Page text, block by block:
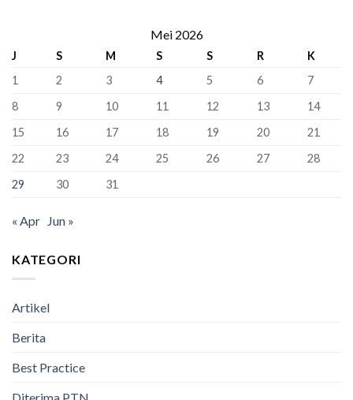
Dunia!
Kursi
Baru
388
Kelas
SMAN
Bandung
Lulus
100%
Mei 2026
J S M S S R
K
1
2 3 4 5 6
7
8
9 10 11 12 13
14
15
16 17 18 19 20
21
22
23 24 25 26 27
28
29
30 31
« Apr Jun »
KATEGORI
Artikel
Berita
Best Practice